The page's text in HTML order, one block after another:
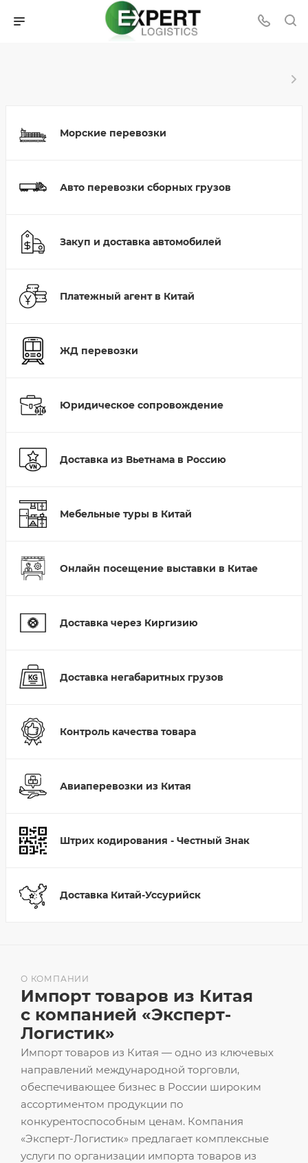
Морские перевозки
Авто перевозки сборных грузов
Закуп и доставка автомобилей
Платежный агент в Китай
ЖД перевозки
Юридическое сопровождение
Доставка из Вьетнама в Россию
Мебельные туры в Китай
Онлайн посещение выставки в Китае
Доставка через Киргизию
Доставка негабаритных грузов
Контроль качества товара
Авиаперевозки из Китая
Штрих кодирования - Честный Знак
Доставка Китай-Уссурийск
Импорт товаров из Китая — одно из ключевых
направлений международной торговли,
обеспечивающее бизнес в России широким
ассортиментом продукции по
конкурентоспособным ценам. Компания
«Эксперт-Логистик» предлагает комплексные
услуги по организации импорта товаров из
О КОМПАНИИ
Импорт товаров из Китая
с компанией «Эксперт-
Логистик»